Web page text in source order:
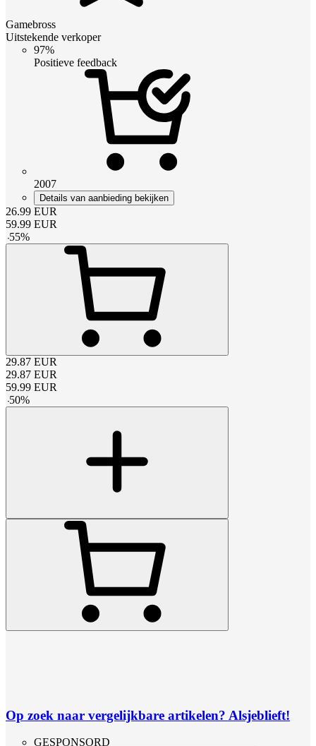
Gamebross
Uitstekende verkoper
97%
Positieve feedback
2007
Details van aanbieding bekijken
26.99 EUR
59.99 EUR
-55%
29.87 EUR
29.87 EUR
59.99 EUR
-50%
Op zoek naar vergelijkbare artikelen? Alsjeblieft!
GESPONSORD